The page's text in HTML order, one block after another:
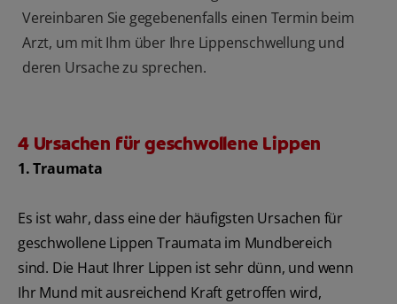
Vereinbaren Sie gegebenenfalls einen Termin beim
Arzt, um mit Ihm über Ihre Lippenschwellung und
deren Ursache zu sprechen.
4 Ursachen für geschwollene Lippen
1. Traumata
Es ist wahr, dass eine der häufigsten Ursachen für
geschwollene Lippen Traumata im Mundbereich
sind. Die Haut Ihrer Lippen ist sehr dünn, und wenn
Ihr Mund mit ausreichend Kraft getroffen wird,